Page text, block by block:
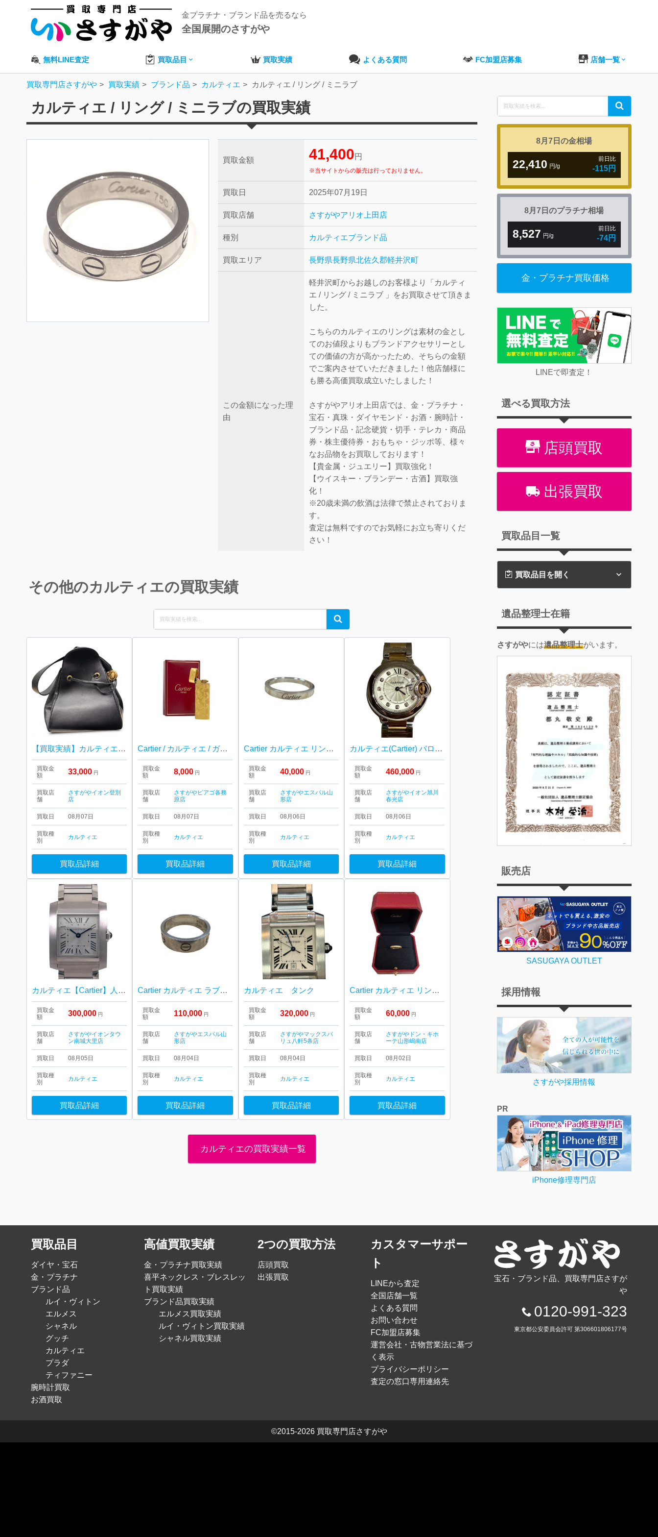
金プラチナ・ブランド品を売るなら
全国展開のさすがや
無料LINE査定 買取品目 買取実績 よくある質問 FC加盟店募集 店舗一覧
買取専門店さすがや 買取実績 ブランド品 カルティエ カルティエ / リング / ミニラブ
カルティエ / リング / ミニラブの買取実績
買取金額 41,400 円
※当サイトからの販売は行っておりません。
買取日 2025年07月19日
買取店舗 さすがやアリオ上田店
種別 カルティエブランド品
買取エリア 長野県長野県北佐久郡軽井沢町
この金額になった理
由
軽井沢町からお越しのお客様より「カルティ
エ / リング / ミニラブ 」をお買取させて頂きま
した。
こちらのカルティエのリングは素材の金とし
てのお値段よりもブランドアクセサリーとし
ての価値の方が高かったため、そちらの金額
でご案内させていただきました！他店舗様に
も勝る高価買取成立いたしました！
さすがやアリオ上田店では、金・プラチナ・
宝石・真珠・ダイヤモンド・お酒・腕時計・
ブランド品・記念硬貨・切手・テレカ・商品
券・株主優待券・おもちゃ・ジッポ等、様々
なお品物をお買取しております！
【貴金属・ジュエリー】買取強化！
【ウイスキー・ブランデー・古酒】買取強
化！
※20歳未満の飲酒は法律で禁止されておりま
す。
査定は無料ですのでお気軽にお立ち寄りくだ
さい！
その他のカルティエの買取実績
Search
for:
Search
【買取実績】カルティエ パンテール ショルダーバッグをお買取りしました｜イオン登別店
買取金
額
33,000 円
買取店
舗
さすがやイオン登別
店
買取日 08月07日
買取種
別
カルティエ
買取品詳細
Cartier / カルティエ / ガスライター / ゴールドカラー / ライター / 喫煙具
買取金
額
8,000 円
買取店
舗
さすがやピアゴ各務
原店
買取日 08月07日
買取種
別
カルティエ
買取品詳細
Cartier カルティエ リング 山形市
買取金
額
40,000 円
買取店
舗
さすがやエスパル山
形店
買取日 08月06日
買取種
別
カルティエ
買取品詳細
カルティエ(Cartier) バロンブルー SM(W3BB0005) レディース 腕時計
買取金
額
460,000 円
買取店
舗
さすがやイオン旭川
春光店
買取日 08月06日
買取種
別
カルティエ
買取品詳細
カルティエ【Cartier】人気腕時計「タンクフランセーズSM」
買取金
額
300,000 円
買取店
舗
さすがやイオンタウ
ン南城大里店
買取日 08月05日
買取種
別
カルティエ
買取品詳細
Cartier カルティエ ラブリング 山形市
買取金
額
110,000 円
買取店
舗
さすがやエスパル山
形店
買取日 08月04日
買取種
別
カルティエ
買取品詳細
カルティエ タンク
買取金
額
320,000 円
買取店
舗
さすがやマックスバ
リュ八軒5条店
買取日 08月04日
買取種
別
カルティエ
買取品詳細
Cartier カルティエ リング Au750 K18 18金 寒河江市
買取金
額
60,000 円
買取店
舗
さすがやドン・キホ
ーテ山形嶋南店
買取日 08月02日
買取種
別
カルティエ
買取品詳細
カルティエの買取実績一覧
Search
for:
Search
8月7日の金相場
22,410 円/g
前日比
-115円
8月7日のプラチナ相場
8,527 円/g
前日比
-74円
金・プラチナ買取価格
LINEで即査定！
選べる買取方法
店頭買取
出張買取
買取品目一覧
買取品目を開く
遺品整理士在籍
さすがやには遺品整理士がいます。
販売店
SASUGAYA OUTLET
採用情報
さすがや採用情報
PR
iPhone修理専門店
買取品目
ダイヤ・宝石
金・プラチナ
ブランド品
ルイ・ヴィトン
エルメス
シャネル
グッチ
カルティエ
プラダ
ティファニー
腕時計買取
お酒買取
高値買取実績
金・プラチナ買取実績
喜平ネックレス・ブレスレッ
ト買取実績
ブランド品買取実績
エルメス買取実績
ルイ・ヴィトン買取実績
シャネル買取実績
2つの買取方法
店頭買取
出張買取
カスタマーサポー
ト
LINEから査定
全国店舗一覧
よくある質問
お問い合わせ
FC加盟店募集
運営会社・古物営業法に基づ
く表示
プライバシーポリシー
査定の窓口専用連絡先
宝石・ブランド品、買取専門店さすが
や
0120-991-323
東京都公安委員会許可 第306601806177号
©2015-2026 買取専門店さすがや